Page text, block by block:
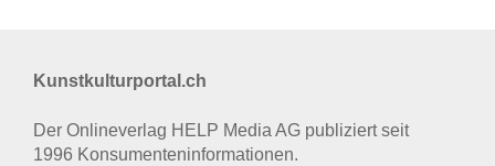
Kunstkulturportal.ch
Der Onlineverlag HELP Media AG publiziert seit
1996 Konsumenten­informationen.